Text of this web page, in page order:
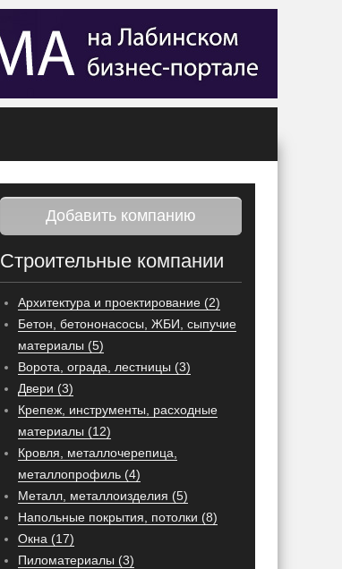
Добавить компанию
Строительные компании
Архитектура и проектирование (2)
Бетон, бетононасосы, ЖБИ, сыпучие
материалы (5)
Ворота, ограда, лестницы (3)
Двери (3)
Крепеж, инструменты, расходные
материалы (12)
Кровля, металлочерепица,
металлопрофиль (4)
Металл, металлоизделия (5)
Напольные покрытия, потолки (8)
Окна (17)
Пиломатериалы (3)